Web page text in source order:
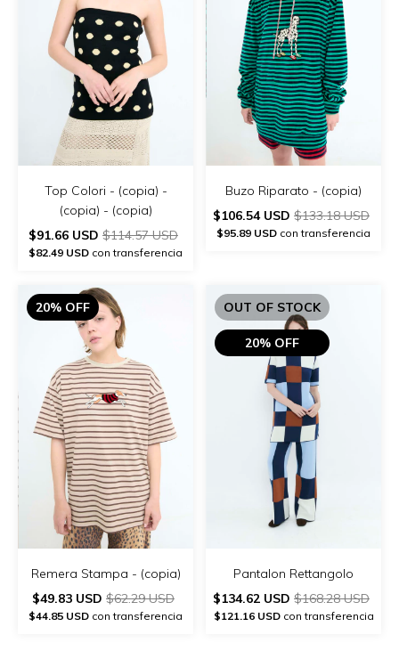
Top Colori - (copia) -
(copia) - (copia)
$91.66 USD $114.57 USD
$82.49 USD con transferencia
Buzo Riparato - (copia)
$106.54 USD $133.18 USD
$95.89 USD con transferencia
20% OFF
Remera Stampa - (copia)
$49.83 USD $62.29 USD
$44.85 USD con transferencia
OUT OF STOCK
20% OFF
Pantalon Rettangolo
$134.62 USD $168.28 USD
$121.16 USDcon transferencia